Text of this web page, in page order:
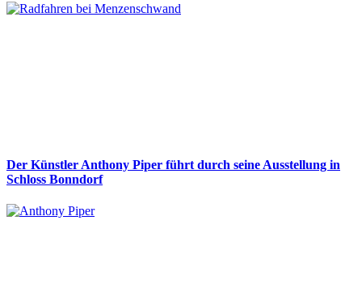
Der Künstler Anthony Piper führt durch seine Ausstellung in
Schloss Bonndorf